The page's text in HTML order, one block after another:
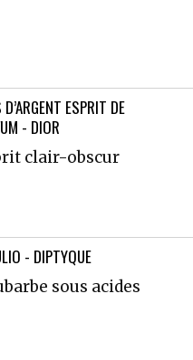
ESPRIT DE
- DIOR
clair-obscur
- DIPTYQUE
sous acides